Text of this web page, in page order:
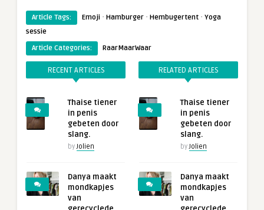
Article Tags: Emoji · Hamburger · Hembugertent · Yoga
sessie
Article Categories:
RaarMaarWaar
RECENT ARTICLES
Thaise tiener
in penis
gebeten door
slang.
byJolien
Danya maakt
mondkapjes
van
RELATED ARTICLES
Thaise tiener
in penis
gebeten door
slang.
byJolien
Danya maakt
mondkapjes
van